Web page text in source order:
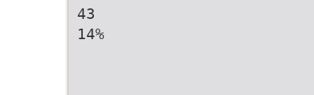
43
14%